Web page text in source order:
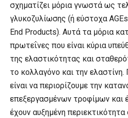
σχηματίζει μόρια γνωστά ως
γλυκοζυλίωσης (ή εύστοχα
End Products). Αυτά τα μόρια
πρωτεΐνες που είναι κύρια
της ελαστικότητας και
το κολλαγόνο και την
είναι να περιορίζουμε την
επεξεργασμένων τροφίμων και
έχουν αυξημένη